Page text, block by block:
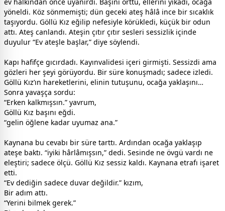
ev halkından önce uyanırdı. Başını örttü, ellerini yıkadı, ocağa
yöneldi. Köz sönmemişti; dün geceki ateş hâlâ ince bir sıcaklık
taşıyordu. Göllü Kız eğilip nefesiyle körükledi, küçük bir odun
attı. Ateş canlandı. Ateşin çıtır çıtır sesleri sessizlik içinde
duyulur “Ev ateşle başlar,” diye söylendi.
Kapı hafifçe gıcırdadı. Kayınvalidesi içeri girmişti. Sessizdi ama
gözleri her şeyi görüyordu. Bir süre konuşmadı; sadece izledi.
Göllü Kız’ın hareketlerini, elinin tutuşunu, ocağa yaklaşını…
Sonra yavaşça sordu:
“Erken kalkmışsın.” yavrum,
Göllü Kız başını eğdi.
“gelin öğlene kadar uyumaz ana.”
Kaynana bu cevabı bir süre tarttı. Ardından ocağa yaklaşıp
ateşe baktı. “iyiki hârlâmışsın,” dedi. Sesinde ne övgü vardı ne
eleştiri; sadece ölçü. Göllü Kız sessiz kaldı. Kaynana etrafı işaret
etti.
“Ev dediğin sadece duvar değildir.” kızım,
Bir adım attı.
“Yerini bilmek gerek.”